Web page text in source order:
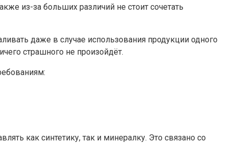
из-за больших различий не стоит сочетать
даже в случае использования продукции одного
страшного не произойдёт.
как синтетику, так и минералку. Это связано со